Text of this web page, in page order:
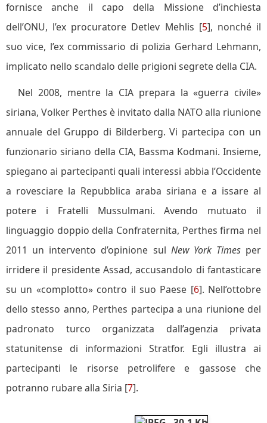
fornisce anche il capo della Missione d’inchiesta
dell’ONU, l’ex procuratore Detlev Mehlis [5], nonché il
suo vice, l’ex commissario di polizia Gerhard Lehmann,
implicato nello scandalo delle prigioni segrete della CIA.
Nel 2008, mentre la CIA prepara la «guerra civile»
siriana, Volker Perthes è invitato dalla NATO alla riunione
annuale del Gruppo di Bilderberg. Vi partecipa con un
funzionario siriano della CIA, Bassma Kodmani. Insieme,
spiegano ai partecipanti quali interessi abbia l’Occidente
a rovesciare la Repubblica araba siriana e a issare al
potere i Fratelli Mussulmani. Avendo mutuato il
linguaggio doppio della Confraternita, Perthes firma nel
2011 un intervento d’opinione sul New York Timesper
irridere il presidente Assad, accusandolo di fantasticare
su un «complotto» contro il suo Paese [6]. Nell’ottobre
dello stesso anno, Perthes partecipa a una riunione del
padronato turco organizzata dall’agenzia privata
statunitense di informazioni Stratfor. Egli illustra ai
partecipanti le risorse petrolifere e gassose che
potranno rubare alla Siria [7].